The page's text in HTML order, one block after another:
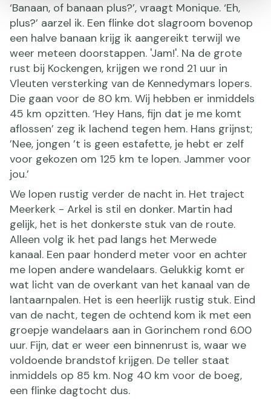
‘Banaan, of banaan plus?’, vraagt Monique. ‘Eh,
plus?’ aarzel ik. Een flinke dot slagroom bovenop
een halve banaan krijg ik aangereikt terwijl we
weer meteen doorstappen. 'Jam!'. Na de grote
rust bij Kockengen, krijgen we rond 21 uur in
Vleuten versterking van de Kennedymars lopers.
Die gaan voor de 80 km. Wij hebben er inmiddels
45 km opzitten. ‘Hey Hans, fijn dat je me komt
aflossen’ zeg ik lachend tegen hem. Hans grijnst;
’Nee, jongen ’t is geen estafette, je hebt er zelf
voor gekozen om 125 km te lopen. Jammer voor
jou.’
We lopen rustig verder de nacht in. Het traject
Meerkerk - Arkel is stil en donker. Martin had
gelijk, het is het donkerste stuk van de route.
Alleen volg ik het pad langs het Merwede
kanaal. Een paar honderd meter voor en achter
me lopen andere wandelaars. Gelukkig komt er
wat licht van de overkant van het kanaal van de
lantaarnpalen. Het is een heerlijk rustig stuk. Eind
van de nacht, tegen de ochtend kom ik met een
groepje wandelaars aan in Gorinchem rond 6.00
uur. Fijn, dat er weer een binnenrust is, waar we
voldoende brandstof krijgen. De teller staat
inmiddels op 85 km. Nog 40 km voor de boeg,
een flinke dagtocht dus.